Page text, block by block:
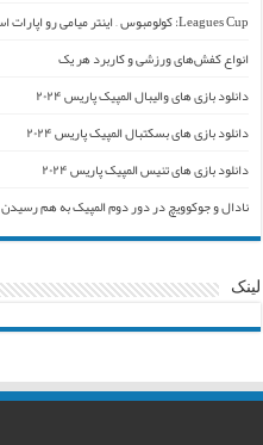
Leagues Cup: کولومبوس – اینتر میامی رو اپارات اسپرت ببنید
انواع کفش‌های ورزشی و کاربرد هر یک
دانلود بازی های والیبال المپیک پاریس ۲۰۲۴
دانلود بازی های بسکتبال المپیک پاریس ۲۰۲۴
دانلود بازی های تنیس المپیک پاریس ۲۰۲۴
نادال و جوکوویچ در دور دوم المپیک به هم رسیدن
لینک